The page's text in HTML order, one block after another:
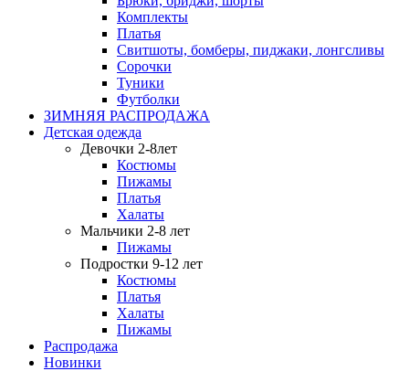
Комплекты
Платья
Свитшоты, бомберы, пиджаки, лонгсливы
Сорочки
Туники
Футболки
ЗИМНЯЯ РАСПРОДАЖА
Детская одежда
Девочки 2-8лет
Костюмы
Пижамы
Платья
Халаты
Мальчики 2-8 лет
Пижамы
Подростки 9-12 лет
Костюмы
Платья
Халаты
Пижамы
Распродажа
Новинки